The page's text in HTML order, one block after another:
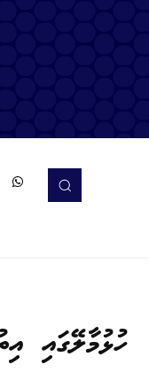
ހުޅުމާލޭގައި